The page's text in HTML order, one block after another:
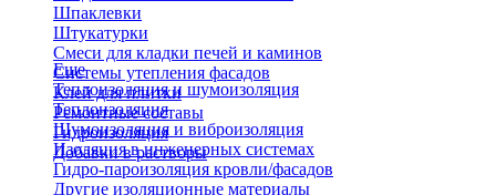
Шпаклевки
Штукатурки
Смеси для кладки печей и каминов
Системы утепления фасадов
Клей для плитки
Ремонтные составы
Гидроизоляция
Добавки в растворы
Еще
Теплоизоляция и шумоизоляция
Теплоизоляция
Шумоизоляция и виброизоляция
Изоляция в инженерных системах
Гидро-пароизоляция кровли/фасадов
Другие изоляционные материалы